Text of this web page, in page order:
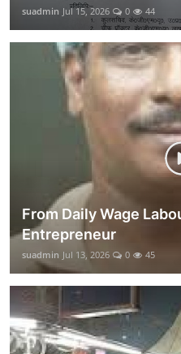
suadmin Jul 15, 2026 0 44
From Daily Wage
Entrepreneur
suadmin Jul 13, 2026 0 45